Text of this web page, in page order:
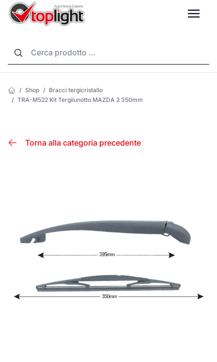
/ Shop / Bracci tergicristallo
/ TRA-M522 Kit Tergilunotto MAZDA 2 350mm
Torna alla categoria precedente